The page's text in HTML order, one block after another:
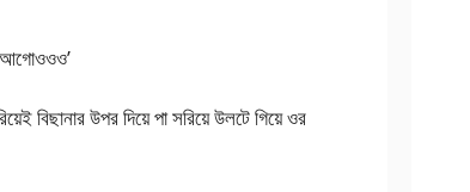
বিছানার উপর দিয়ে পা সরিয়ে উলটে গিয়ে ওর